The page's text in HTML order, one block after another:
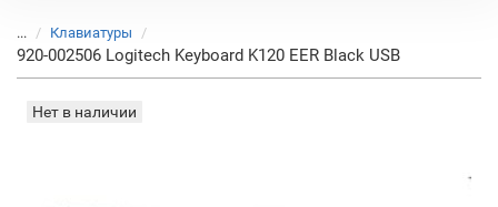
... Клавиатуры
920-002506 Logitech Keyboard K120 EER Black USB
Нет в наличии